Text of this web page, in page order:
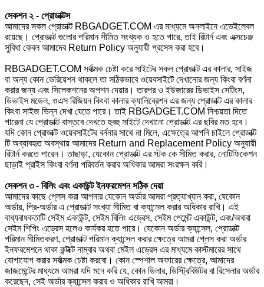
সেকশন ২ - প্রোডাক্টস
আমাদের সকল প্রোডাক্ট RBGADGET.COM এর মাধ্যমে অনলাইনে এভেইলেবল
রয়েছে। প্রোডাক্ট গুলোর পরিমান সীমিত সংখ্যক ও হতে পারে, তাই রিটার্ন এবং এক্সচেঞ্জ
সুবিধা কেবল আমাদের Return Policy অনুযায়ী প্রসেস করা হবে।
RBGADGET.COM সর্বাত্মক চেষ্টা করে সাইটের সকল প্রোডাক্ট এর কালার, সাইজ
বা অন্য কোন ভেরিয়েশন থাকলে তা সঠিকভাবে ওয়েবসাইটে দেখানোর জন্য কিংবা বর্ণনা
করার জন্য এবং সিলেকশনের অপশন দেয়ার। তারপর ও ইউজারের ডিভাইস সেটিংস,
ডিভাইস মডেল, ওএস রিজিয়ন কিংবা কালার ক্যালিব্রেশন এর জন্য প্রোডাক্ট এর কালার
কিংবা সাইজ ভিন্ন দেখা যেতে পারে। তাই RBGADGET.COM নিশ্চয়তা দিতে
পারেনা যে প্রোডাক্ট বাস্তবে দেখতে হুবহু সাইটে দেখানো প্রোডাক্ট এর ছবির মত হবে।
যদি কোন প্রোডাক্ট ওয়েবসাইটের বর্ননার সাথে না মিলে, এক্ষেত্রে আপনি চাইলে প্রোডাক্ট
টি অব্যাবহৃত অবস্থায় আমাদের Return and Replacement Policy অনুযায়ী
রিটার্ন করতে পারেন। তাছাড়া, যেকোন প্রোডাক্ট এর স্টক কে সীমিত করার, নোটিফিকেশন
ছাড়াই প্রাইস কিংবা বর্ণনা পরিবর্তন করার অধিকার আমরা সংরক্ষন করি।
সেকশন ৩ - বিলিং এবং একাউন্ট ইনফরমেশন সঠিক দেয়া
আমাদের কাছে প্লেস করা আপনার যেকোন অর্ডার আমরা প্রত্যাখ্যান করা, যেকোন
অর্ডার, প্রি-অর্ডার এ প্রোডাক্ট সংখ্যা সীমিত বা ক্যান্সেল করার অধিকার রাখি। এই
বাধ্যবাধকতাটি সেইম একাউন্ট, সেইম বিলিং এড্রেস, সেইম পেমেন্ট একাউন্ট, এবং/অথবা
সেইম শিপিং এড্রেস হলেও কার্যকর হতে পারে। যেকোন অর্ডার ক্যান্সেল, প্রোডাক্ট
পরিমান সীমিতকরণ, প্রোডাক্ট পরিমান ক্যান্সেল করার ক্ষেত্রে আমরা প্লেস করা অর্ডার
ইনফরমেশনে থাকা কন্টাক্ট নাম্বার অথবা মেইল এড্রেস এর মাধ্যমে কাস্টমারের সাথে
যোগাযোগ করার সর্বাত্মক চেষ্টা করবো। কোন স্পেশাল অফারের ক্ষেত্রে, আমাদের
জাজমেন্টের মাধ্যমে আমরা যদি মনে করি যে, কোন ডিলার, ডিস্ট্রিবিউটর বা রিসেলার অর্ডার
করেছেন, সেই অর্ডার ক্যান্সেল করার ও অধিকার রাখি আমরা।